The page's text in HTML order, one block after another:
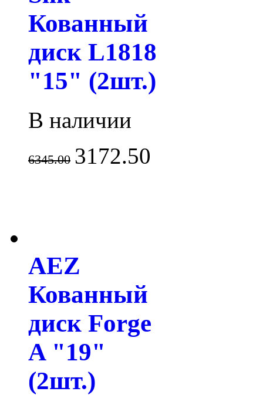
Кованный
диск L1818
"15" (2шт.)
В наличии
6345.00 3172.50
AEZ
Кованный
диск Forge
A "19"
(2шт.)